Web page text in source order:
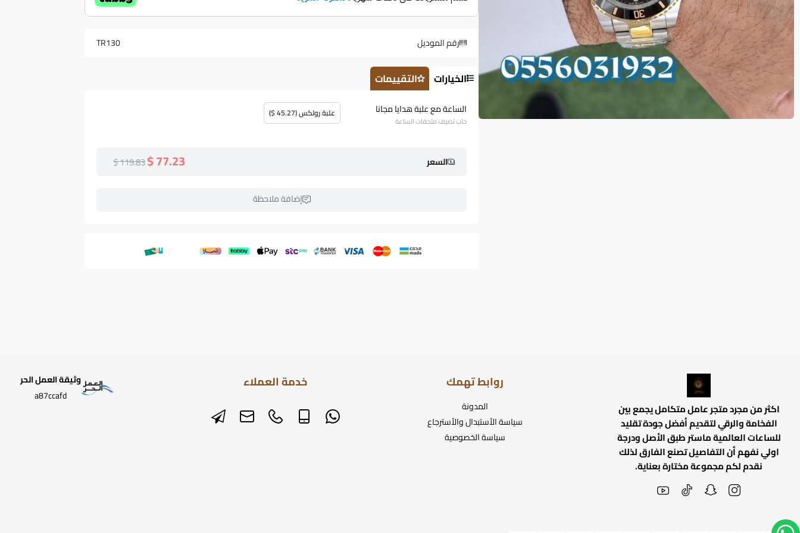
رقم الموديل TR130
الخيارات التقييمات
الساعة مع علبة هدايا مجانا
حاب تضيف ملحقات الساعة
علبة رولكس (45.27 $)
السعر 77.23 $
119.83 $
إضافة ملاحظة
اكثر من مجرد متجر عامل متكامل يجمع بين
الفخامة والرقي لتقديم أفضل جودة تقليد
للساعات العالمية ماستر طبق الأصل ودرجة
اولي نفهم أن التفاصيل تصنع الفارق لذلك
نقدم لكم مجموعة مختارة بعناية.
روابط تهمك
المدونة
سياسة الأستبدال والأسترجاع
سياسة الخصوصية
خدمة العملاء
وثيقة العمل الحر
a87ccafd